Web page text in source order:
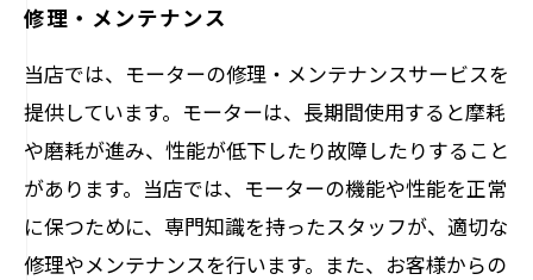
修理・メンテナンス
当店では、モーターの修理・メンテナンスサービスを
提供しています。モーターは、長期間使用すると摩耗
や磨耗が進み、性能が低下したり故障したりすること
があります。当店では、モーターの機能や性能を正常
に保つために、専門知識を持ったスタッフが、適切な
修理やメンテナンスを行います。また、お客様からの